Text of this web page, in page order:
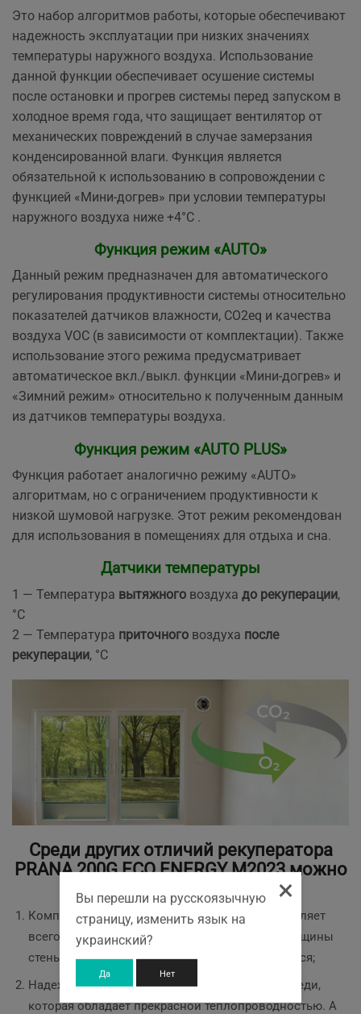
Это набор алгоритмов работы, которые обеспечивают
надежность эксплуатации при низких значениях
температуры наружного воздуха. Использование
данной функции обеспечивает осушение системы
после остановки и прогрев системы перед запуском в
холодное время года, что защищает вентилятор от
механических повреждений в случае замерзания
конденсированной влаги. Функция является
обязательной к использованию в сопровождении с
функцией «Мини-догрев» при условии температуры
наружного воздуха ниже +4°С .
Функция режим «AUTO»
Данный режим предназначен для автоматического
регулирования продуктивности системы относительно
показателей датчиков влажности, СО2eq и качества
воздуха VOC (в зависимости от комплектации). Также
использование этого режима предусматривает
автоматическое вкл./выкл. функции «Мини-догрев» и
«Зимний режим» относительно к полученным данным
из датчиков температуры воздуха.
Функция режим «AUTO PLUS»
Функция работает аналогично режиму «AUTO»
алгоритмам, но с ограничением продуктивности к
низкой шумовой нагрузке. Этот режим рекомендован
для использования в помещениях для отдыха и сна.
Датчики температуры
1 — Температура вытяжного воздуха до рекуперации,
°C
2 — Температура приточного воздуха после
рекуперации, °С
Среди других отличий рекуператора
PRANA 200G ECO ENERGY M2023 можно
Компактные размеры. Диаметр модуля составляет
всего 15 см. А длина подбирается с учетом толщины
стены в помещении, где он будет монтироваться;
Надежный теплообменник. Он выполнен из меди,
которая обладает прекрасной теплопроводностью. А
×
Вы перешли на русскоязычную
страницу, изменить язык на
украинский?
Да Нет